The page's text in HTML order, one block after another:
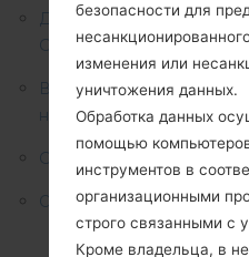
Доступно майское
Galaxy S22! Загрузите
В 2022 году Samsung
ноутбуки по трем
Galaxy F62 получил
Обновление файлов от
безопасности для
изменения или
уничтожения данных.
Обработка данных
помощью
инструментов в
организационными
строго связанными с
Кроме владельца, в